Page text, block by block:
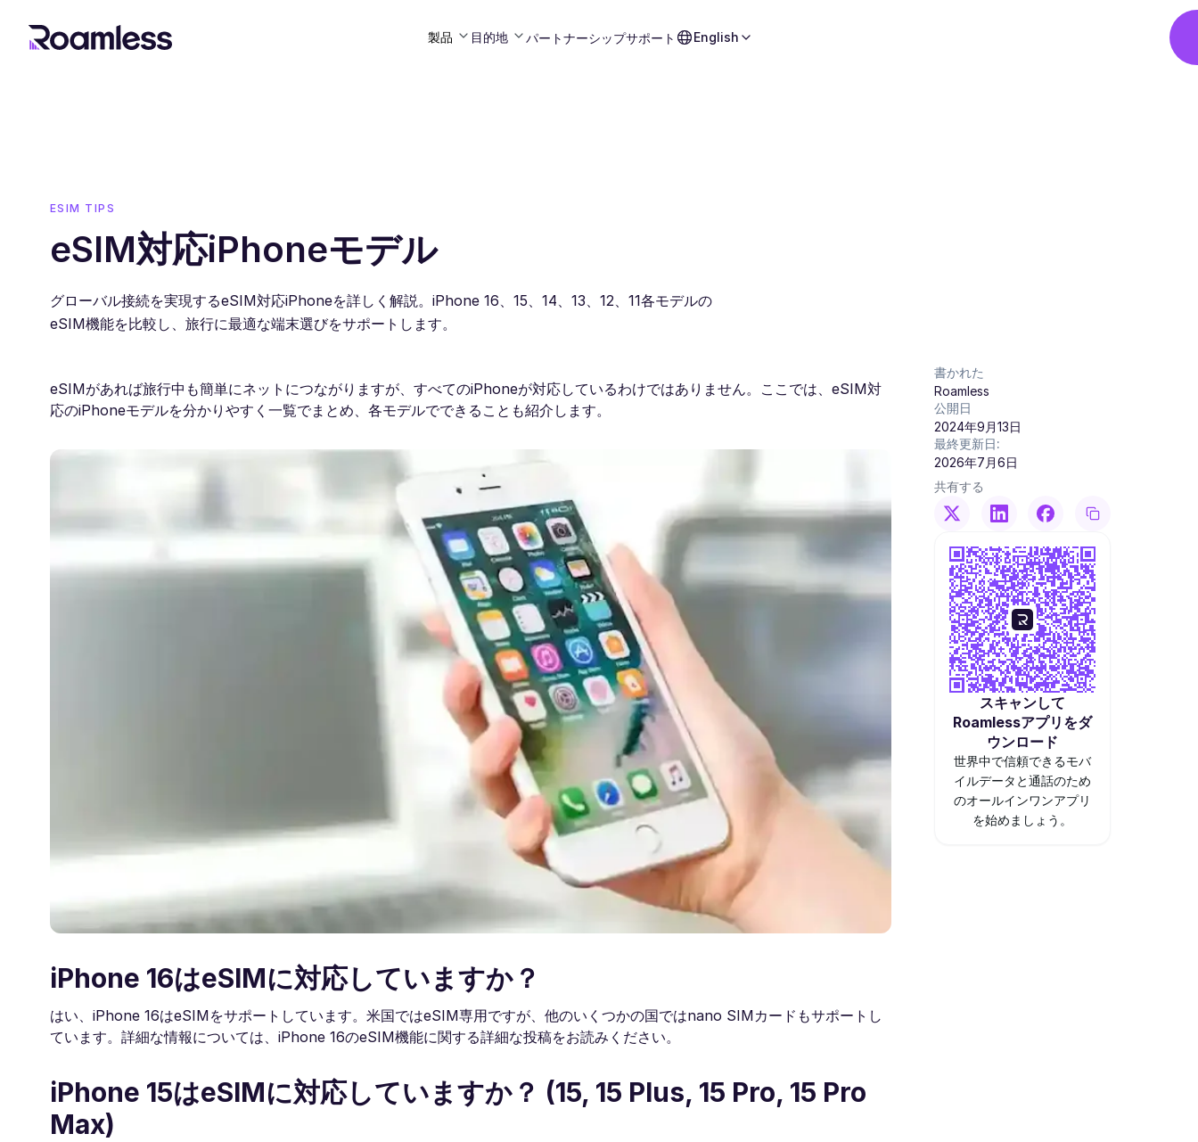
製品 目的地 パートナーシップサポート English
ESIM TIPS
eSIM対応iPhoneモデル
グローバル接続を実現するeSIM対応iPhoneを詳しく解説。iPhone 16、15、14、13、12、11各モデルの
eSIM機能を比較し、旅行に最適な端末選びをサポートします。
eSIMがあれば旅行中も簡単にネットにつながりますが、すべてのiPhoneが対応しているわけではありません。ここでは、eSIM対
応のiPhoneモデルを分かりやすく一覧でまとめ、各モデルでできることも紹介します。
iPhone 16はeSIMに対応していますか？
はい、iPhone 16はeSIMをサポートしています。米国ではeSIM専用ですが、他のいくつかの国ではnano SIMカードもサポートし
ています。詳細な情報については、iPhone 16のeSIM機能に関する詳細な投稿をお読みください。
iPhone 15はeSIMに対応していますか？ (15, 15 Plus, 15 Pro, 15 Pro
Max)
書かれた
Roamless
公開日
2024年9月13日
最終更新日:
2026年7月6日
共有する
スキャンして
Roamlessアプリをダ
ウンロード
世界中で信頼できるモバ
イルデータと通話のため
のオールインワンアプリ
を始めましょう。